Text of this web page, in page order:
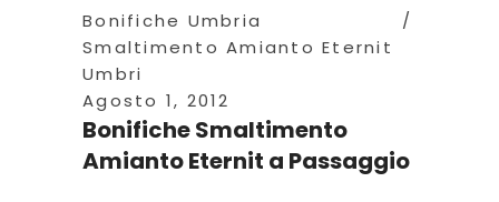
Bonifiche Umbria
Smaltimento Amianto Eternit
Umbri
Agosto 1, 2012
Bonifiche Smaltimento
Amianto Eternit a Passaggio